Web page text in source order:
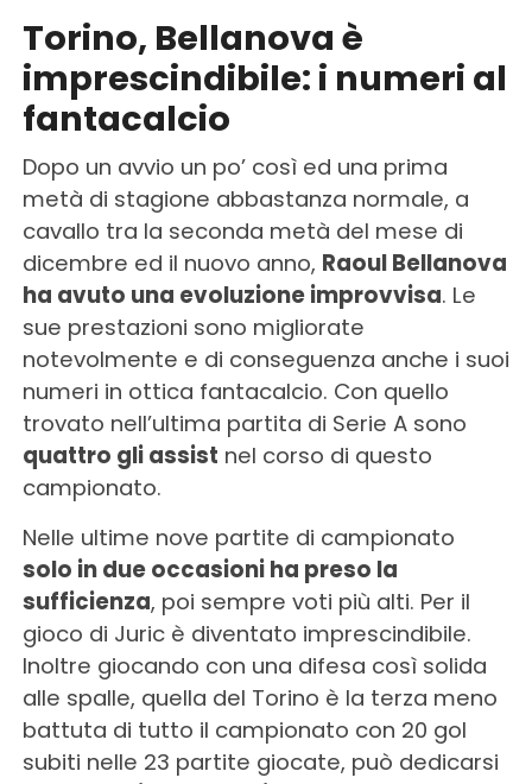
Torino, Bellanova è
imprescindibile: i numeri al
fantacalcio
Dopo un avvio un po’ così ed una prima
metà di stagione abbastanza normale, a
cavallo tra la seconda metà del mese di
dicembre ed il nuovo anno, Raoul Bellanova
ha avuto una evoluzione improvvisa. Le
sue prestazioni sono migliorate
notevolmente e di conseguenza anche i suoi
numeri in ottica fantacalcio. Con quello
trovato nell’ultima partita di Serie A sono
quattro gli assist nel corso di questo
campionato.
Nelle ultime nove partite di campionato
solo in due occasioni ha preso la
sufficienza, poi sempre voti più alti. Per il
gioco di Juric è diventato imprescindibile.
Inoltre giocando con una difesa così solida
alle spalle, quella del Torino è la terza meno
battuta di tutto il campionato con 20 gol
subiti nelle 23 partite giocate, può dedicarsi